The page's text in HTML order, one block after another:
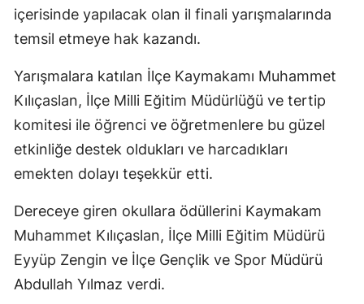
Kocaeli
Konya
Kütahya
Manisa
Kahramanmaraş
Mardin
içerisinde yapılacak olan il finali yarışmalarında
temsil etmeye hak kazandı.
Yarışmalara katılan İlçe Kaymakamı Muhammet
Kılıçaslan, İlçe Milli Eğitim Müdürlüğü ve tertip
komitesi ile öğrenci ve öğretmenlere bu güzel
etkinliğe destek oldukları ve harcadıkları
emekten dolayı teşekkür etti.
Dereceye giren okullara ödüllerini Kaymakam
Muhammet Kılıçaslan, İlçe Milli Eğitim Müdürü
Eyyüp Zengin ve İlçe Gençlik ve Spor Müdürü
Abdullah Yılmaz verdi.